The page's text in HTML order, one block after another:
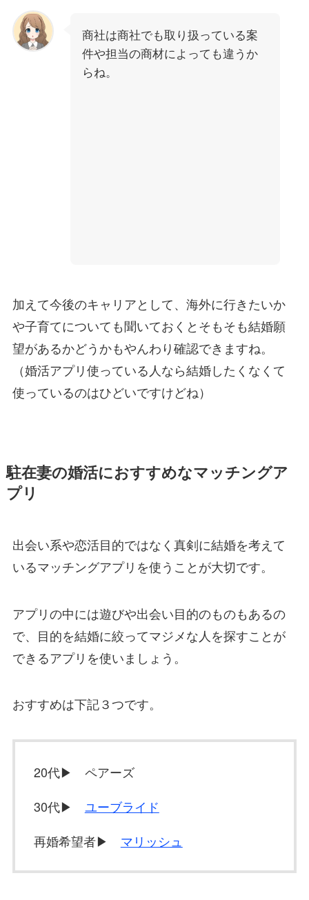
商社は商社でも取り扱っている案
件や担当の商材によっても違うか
らね。
加えて今後のキャリアとして、海外に行きたいか
や子育てについても聞いておくとそもそも結婚願
望があるかどうかもやんわり確認できますね。
（婚活アプリ使っている人なら結婚したくなくて
使っているのはひどいですけどね）
駐在妻の婚活におすすめなマッチングア
プリ
出会い系や恋活目的ではなく真剣に結婚を考えて
いるマッチングアプリを使うことが大切です。
アプリの中には遊びや出会い目的のものもあるの
で、目的を結婚に絞ってマジメな人を探すことが
できるアプリを使いましょう。
おすすめは下記３つです。
20代▶ ペアーズ
30代▶ ユーブライド
再婚希望者▶ マリッシュ